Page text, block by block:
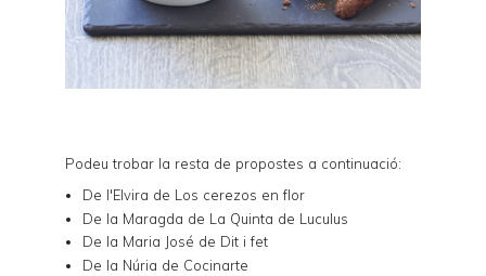
Podeu trobar la resta de propostes a continuació:
De l'Elvira de Los cerezos en flor
De la Maragda de La Quinta de Luculus
De la Maria José de Dit i fet
De la Núria de Cocinarte